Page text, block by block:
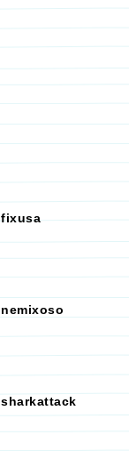
fixusa
nemixoso
sharkattack